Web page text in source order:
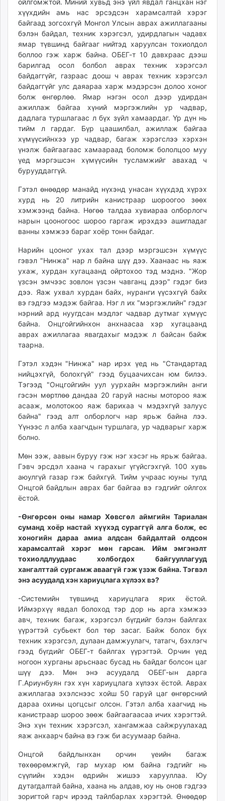
tvmongolia.mn
mass.mn
unegui.mn
assa.mn
toim.mn
tac.mn
paparazzi.mn
unread.today
хүүхдийн амь нас эрсэдсэн харамсалтай хэрэг
байгаад зогсохгүй Монгол Улсын аврах ажиллагааны
бэлэн байдал, техник хэрэгсэл, удирдлагын чадавх
ямар түвшинд байгааг нийтэд харуулсан тохиолдол
боллоо гэж харж байна. ОБЕГ-т 10 давхраас дээш
барилгад осол болбол аврах техник хэрэгсэл
байдаггүйг, газраас доош ч аврах техник хэрэгсэл
байдаггүйг улс даяараа харж мэдэрсэн долоо хоног
болж өнгөрлөө. Ямар нэгэн осол дээр удирдан
ажиллаж байгаа хүний мэргэжлийн ур чадвар,
дадлага туршлагаас л бүх зүйл хамаардаг. Үр дүн нь
тийм л гардаг. Бүр цаашилбал, ажиллаж байгаа
хүмүүсийнхээ ур чадвар, багаж хэрэгслээ хэрхэн
үнэлж байгаагаас хамаараад боломж бололцоо муу
үед мэргэшсэн хүмүүсийн тусламжийг авахад ч
бурууддаггүй.
Гэтэл өнөөдөр манайд нүхэнд унасан хүүхдэд хүрэх
хурд нь 20 литрийн канистраар шороогоо зөөх
хэмжээнд байна. Нөгөө талдаа хувиараа олборлогч
нарын цооногоос шороо гаргаж ирэхдээ ашигладаг
ванны хэмжээ бараг хоёр тонн байдаг.
Нарийн цооног ухах тал дээр мэргэшсэн хүмүүс
гэвэл "Нинжа" нар л байна шүү дээ. Хаанаас нь яаж
ухаж, хурдан хугацаанд ойртохоо тэд мэднэ. "Жор
үзсэн эмчээс зовлон үзсэн чавганц дээр" гэдэг биз
дээ. Яаж ухвал хурдан байх, нуранги үүсэхгүй байх
вэ гэдгээ мэдэж байгаа. Нэг л их "мэргэжлийн" гэдэг
нэрний ард нуугдсан мэдлэг чадвар дутмаг хүмүүс
байна. Онцгойгийнхон анхнаасаа хэр хугацаанд
аврах ажиллагаа явагдахыг мэдэж л байсан байж
таарна.
Гэтэл хэдэн "Нинжа" нар ирэх үед нь "Стандартад
нийцэхгүй, болохгүй" гээд буцаачихсан юм билээ.
Тэгээд "Онцгойгийн уул уурхайн мэргэжлийн анги
гэсэн мөртлөө дандаа 20 гаруй насны мотороо яаж
асааж, молотокоо яаж барихаа ч мэдэхгүй залуус
байна" гээд алт олборлогч нар ярьж байна лээ.
Үүнээс л алба хаагчдын туршлага, ур чадварыг харж
болно.
Мөн ээж, аавын буруу гэж нэг хэсэг нь ярьж байгаа.
Гэвч эрсдэл хаана ч гарахыг үгүйсгэхгүй. 100 хувь
аюулгүй газар гэж байхгүй. Тийм учраас юуны тулд
Онцгой байдлын аврах баг байгаа вэ гэдгийг ойлгох
ёстой.
-Өнгөрсөн оны намар Хөвсгөл аймгийн Тариалан
суманд хоёр настай хүүхэд сураггүй алга болж, ес
хоногийн дараа амиа алдсан байдалтай олдсон
харамсалтай хэрэг мөн гарсан. Ийм эмгэнэлт
тохиолдлуудаас холбогдох байгууллагууд
хангалттай сургамж аваагүй гэж үзэж байна. Тэгвэл
энэ асуудалд хэн хариуцлага хүлээх вэ?
-Системийн түвшинд хариуцлага ярих ёстой.
Иймэрхүү явдал болоход тэр дор нь арга хэмжээ
авч, техник багаж, хэрэгсэл бүгдийг бэлэн байлгах
үүрэгтэй субьект бол төр засаг. Байж болох бүх
техник хэрэгсэл, дулаан дамжуулагч, татагч, бэхлэгч
гээд бүгдийг ОБЕГ-т байлгах үүрэгтэй. Орчин үед
ногоон хурганы арьснаас бусад нь байдаг болсон цаг
шүү дээ. Мөн энэ асуудалд ОБЕГ-ын дарга
Г.Ариунбуян гэх хүн хариуцлага хүлээх ёстой. Аврах
ажиллагаа эхэлснээс хойш 50 гаруй цаг өнгөрсний
дараа охины цогцсыг олсон. Гэтэл алба хаагчид нь
канистраар шороо зөөж байгаагаасаа ичих хэрэгтэй.
Энэ хүн техник хэрэгсэл, хангамжаа сайжруулахад
яаж анхаарч байна вэ гэж би асуумаар байна.
Онцгой байдлынхан орчин үеийн багаж
төхөөрөмжгүй, гар мухар юм байна гэдгийг нь
сүүлийн хэдэн өдрийн жишээ харууллаа. Юу
дутагдалтай байна, хаана нь алдав, юу нь онов гэдгээ
зоригтой гарч ирээд тайлбарлах хэрэгтэй. Өнөөдөр